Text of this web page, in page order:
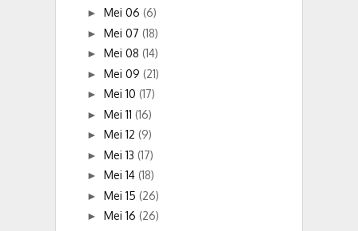
► Mei 06 (6)
► Mei 07 (18)
► Mei 08 (14)
► Mei 09 (21)
► Mei 10 (17)
► Mei 11 (16)
► Mei 12 (9)
► Mei 13 (17)
► Mei 14 (18)
► Mei 15 (26)
► Mei 16 (26)